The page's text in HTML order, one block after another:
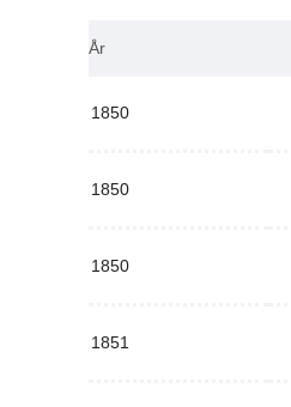
År
1850
1850
1850
1851